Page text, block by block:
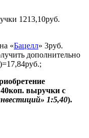
1213,10руб.
«Бацелл» 3руб.
дополнительно
выручки с
1:5,40).